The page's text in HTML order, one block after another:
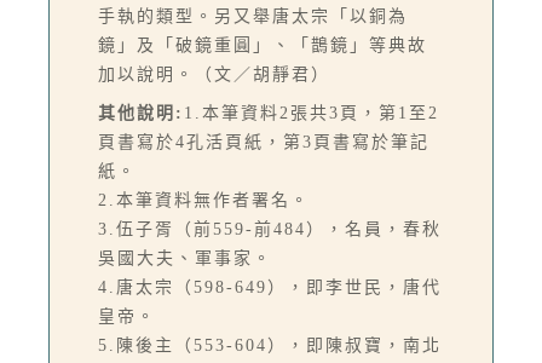
手執的類型。另又舉唐太宗「以銅為
鏡」及「破鏡重圓」、「鵲鏡」等典故
加以說明。（文／胡靜君）
其他說明: 1.本筆資料2張共3頁，第1至2
頁書寫於4孔活頁紙，第3頁書寫於筆記
紙。
2.本筆資料無作者署名。
3.伍子胥（前559-前484），名員，春秋
吳國大夫、軍事家。
4.唐太宗（598-649），即李世民，唐代
皇帝。
5.陳後主（553-604），即陳叔寶，南北